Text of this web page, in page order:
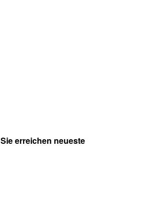
Sie erreichen neueste